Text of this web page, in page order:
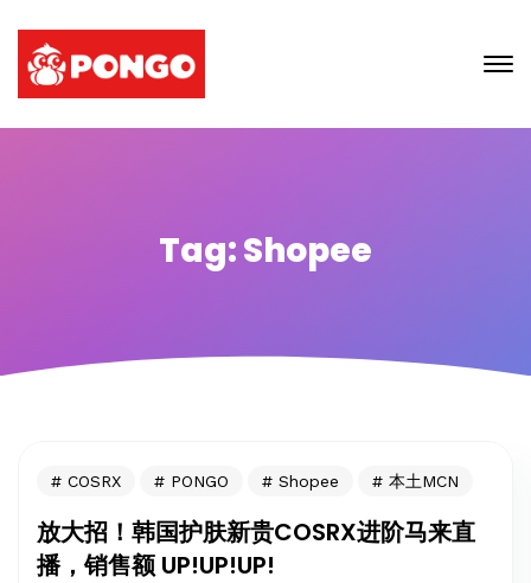
Tag: Shopee
COSRX PONGO Shopee 本土MCN
放大招！韩国护肤新贵COSRX进阶马来直
播，销售额 UP!UP!UP!